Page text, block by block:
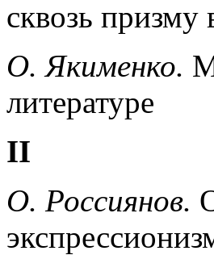
сквозь призму
О. Якименко.
литературе
II
О. Россиянов.